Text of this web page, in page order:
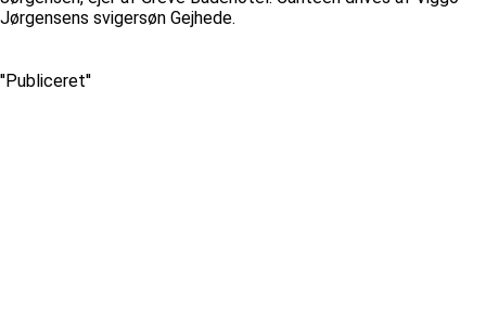
Jørgensens svigersøn Gejhede.
''Publiceret''